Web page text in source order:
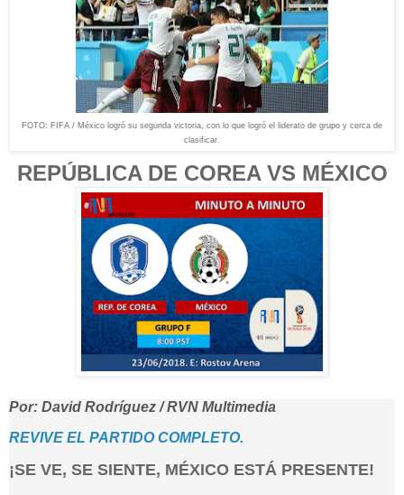
FOTO: FIFA / México logró su segunda victoria, con lo que logró el liderato de grupo y cerca de
clasificar.
REPÚBLICA DE COREA VS MÉXICO
Por: David Rodríguez / RVN Multimedia
REVIVE EL PARTIDO COMPLETO.
¡SE VE, SE SIENTE, MÉXICO ESTÁ PRESENTE!